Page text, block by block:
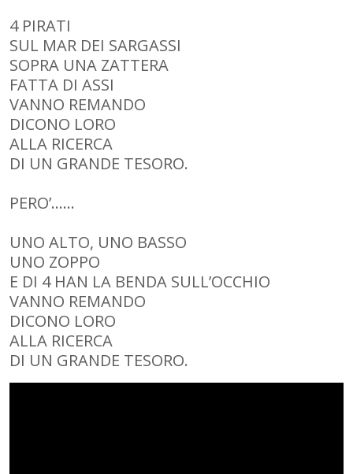
4 PIRATI
SUL MAR DEI SARGASSI
SOPRA UNA ZATTERA
FATTA DI ASSI
VANNO REMANDO
DICONO LORO
ALLA RICERCA
DI UN GRANDE TESORO.
PERO’……
UNO ALTO, UNO BASSO
UNO ZOPPO
E DI 4 HAN LA BENDA SULL’OCCHIO
VANNO REMANDO
DICONO LORO
ALLA RICERCA
DI UN GRANDE TESORO.